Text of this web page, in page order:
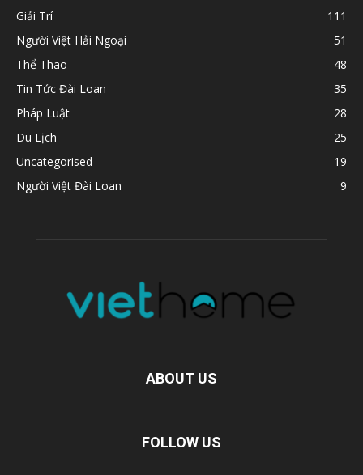
Giải Trí
111
Người Việt Hải Ngoại
51
Thể Thao
48
Tin Tức Đài Loan
35
Pháp Luật
28
Du Lịch
25
Uncategorised
19
Người Việt Đài Loan
9
ABOUT US
FOLLOW US